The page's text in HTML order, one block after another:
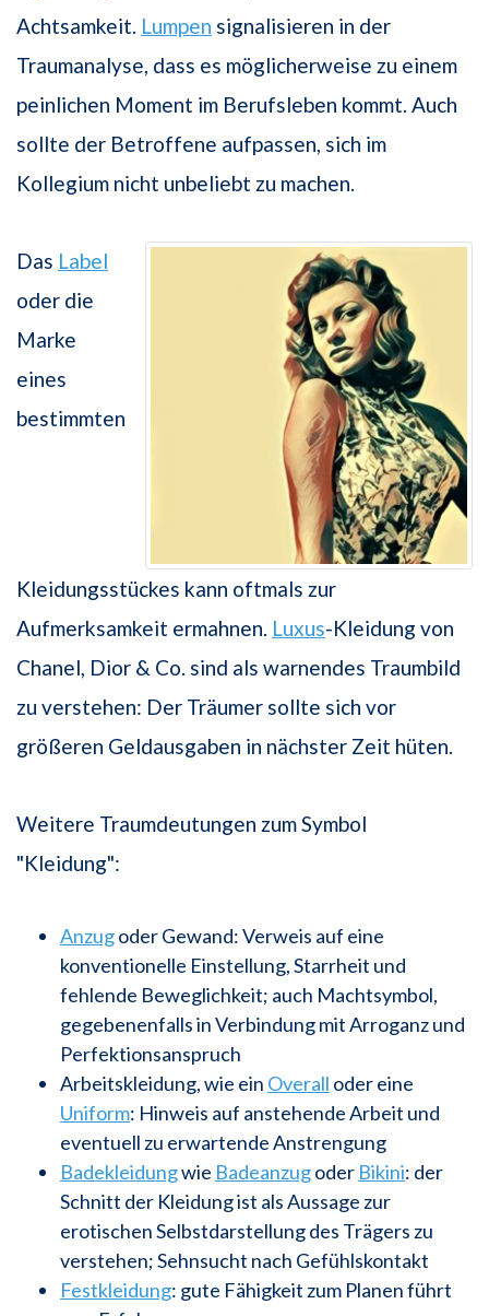
Achtsamkeit. Lumpen signalisieren in der
Traumanalyse, dass es möglicherweise zu einem
peinlichen Moment im Berufsleben kommt. Auch
sollte der Betroffene aufpassen, sich im
Kollegium nicht unbeliebt zu machen.
Das Label
oder die
Marke
eines
bestimmten
Kleidungsstückes kann oftmals zur
Aufmerksamkeit ermahnen. Luxus-Kleidung von
Chanel, Dior & Co. sind als warnendes Traumbild
zu verstehen: Der Träumer sollte sich vor
größeren Geldausgaben in nächster Zeit hüten.
Weitere Traumdeutungen zum Symbol
"Kleidung":
Anzugoder Gewand: Verweis auf eine
konventionelle Einstellung, Starrheit und
fehlende Beweglichkeit; auch Machtsymbol,
gegebenenfalls in Verbindung mit Arroganz und
Perfektionsanspruch
Arbeitskleidung, wie ein Overall oder eine
Uniform: Hinweis auf anstehende Arbeit und
eventuell zu erwartende Anstrengung
Badekleidungwie Badeanzugoder Bikini: der
Schnitt der Kleidung ist als Aussage zur
erotischen Selbstdarstellung des Trägers zu
verstehen; Sehnsucht nach Gefühlskontakt
Festkleidung: gute Fähigkeit zum Planen führt